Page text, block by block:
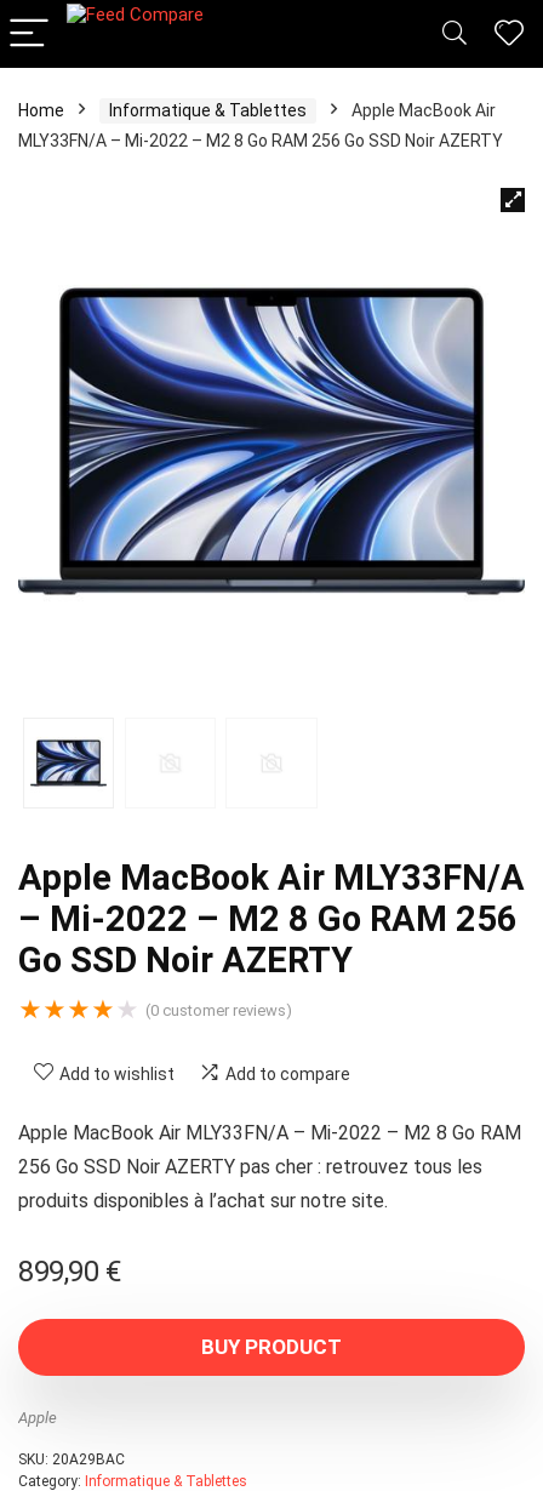
Home Informatique & Tablettes
Apple MacBook Air
MLY33FN/A – Mi-2022 – M2 8 Go RAM 256 Go SSD Noir AZERTY
Apple MacBook Air MLY33FN/A
– Mi-2022 – M2 8 Go RAM 256
Go SSD Noir AZERTY
★★★★ ★ (0 customer reviews)
Add to wishlist Add to compare
Apple MacBook Air MLY33FN/A – Mi-2022 – M2 8 Go RAM
256 Go SSD Noir AZERTY pas cher : retrouvez tous les
produits disponibles à l’achat sur notre site.
899,90 €
BUY PRODUCT
Apple
SKU: 20A29BAC
Category: Informatique & Tablettes